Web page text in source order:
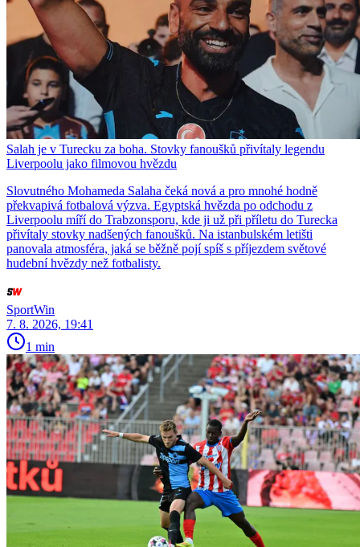
Salah je v Turecku za boha. Stovky fanoušků přivítaly legendu
Liverpoolu jako filmovou hvězdu
Slovutného Mohameda Salaha čeká nová a pro mnohé hodně
překvapivá fotbalová výzva. Egyptská hvězda po odchodu z
Liverpoolu míří do Trabzonsporu, kde ji už při příletu do Turecka
přivítaly stovky nadšených fanoušků. Na istanbulském letišti
panovala atmosféra, jaká se běžně pojí spíš s příjezdem světové
hudební hvězdy než fotbalisty.
SportWin
7. 8. 2026, 19:41
1 min